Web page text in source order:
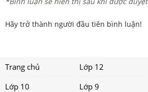
Hãy trở thành người đầu tiên bình luận!
Trang chủ Lớp 12
Lớp 10
Lớp 9